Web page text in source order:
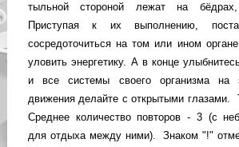
тыльной стороной лежат на
Приступая к их выполнению,
сосредоточиться на том или ином
уловить энергетику. А в конце
и все системы своего организма
движения делайте с открытыми
Среднее количество повторов - 3 (с
для отдыха между ними). Знаком "!"